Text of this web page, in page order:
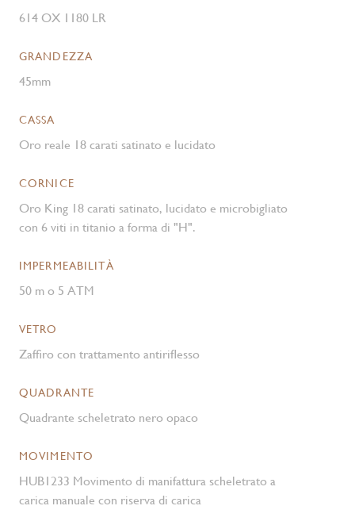
614 OX 1180 LR
GRANDEZZA
45mm
CASSA
Oro reale 18 carati satinato e lucidato
CORNICE
Oro King 18 carati satinato, lucidato e microbigliato
con 6 viti in titanio a forma di "H".
IMPERMEABILITÀ
50 m o 5 ATM
VETRO
Zaffiro con trattamento antiriflesso
QUADRANTE
Quadrante scheletrato nero opaco
MOVIMENTO
HUB1233 Movimento di manifattura scheletrato a
carica manuale con riserva di carica